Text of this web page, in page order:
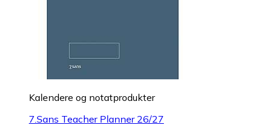
Kalendere og notatprodukter
7.Sans Teacher Planner 26/27